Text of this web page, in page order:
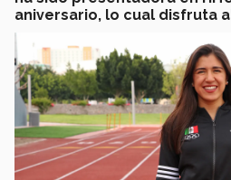
aniversario, lo cual disfruta